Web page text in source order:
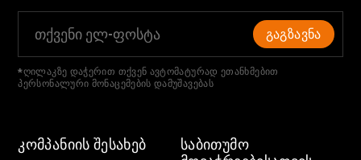
ᲒᲐᲒᲖᲐᲕᲜᲐ
*ღილაკზე დაჭერით თქვენ ავტომატურად ეთანხმებით
პერსონალური მონაცემების დამუშავებას
ᲙᲝᲛᲞᲐᲜᲘᲘᲡ ᲨᲔᲡᲐᲮᲔᲑ
ᲡᲐᲑᲘᲗᲣᲛᲝ